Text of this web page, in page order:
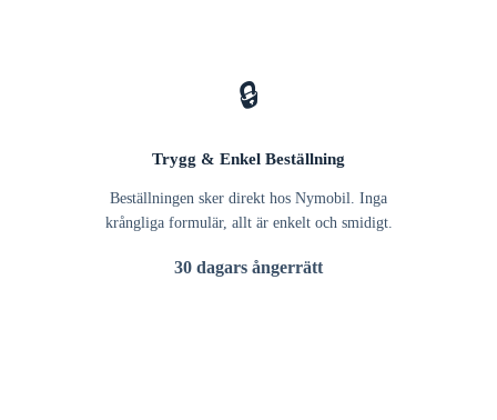
🔒
Trygg & Enkel Beställning
Beställningen sker direkt hos Nymobil. Inga
krångliga formulär, allt är enkelt och smidigt.
30 dagars ångerrätt